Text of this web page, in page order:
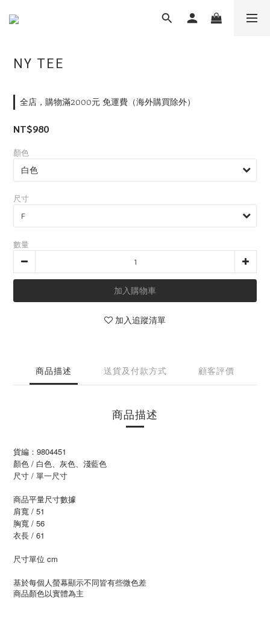
NY TEE
全店，購物滿2000元 免運費（海外購買除外）
NT$980
顏色
尺寸
數量
加入購物車
加入追蹤清單
商品描述 送貨及付款方式 顧客評價
商品描述
貨編：9804451
顏色 / 白色、灰色、淺藍色
尺寸 / 單一尺寸
商品平量尺寸數據
肩寬 / 51
胸寬 / 56
衣長 / 61
尺寸單位 cm
基於每個人螢幕顯示不同皆有些微色差
商品顏色以實體為主